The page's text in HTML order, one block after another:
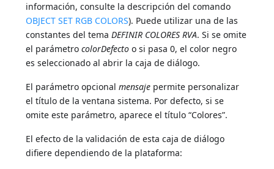
información, consulte la descripción del comando
OBJECT SET RGB COLORS). Puede utilizar una de las
constantes del temaDEFINIR COLORES RVA. Si se omite
el parámetrocolorDefecto o si pasa 0, el color negro
es seleccionado al abrir la caja de diálogo.
El parámetro opcionalmensaje permite personalizar
el título de la ventana sistema. Por defecto, si se
omite este parámetro, aparece el título “Colores”.
El efecto de la validación de esta caja de diálogo
difiere dependiendo de la plataforma: